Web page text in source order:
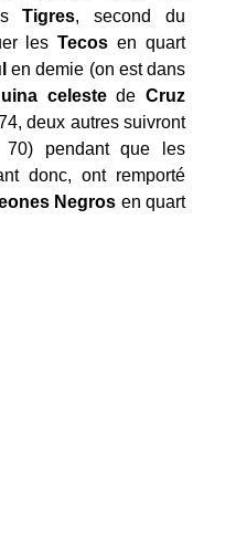
Tigres, second du
lesTecos en quart
en demie (on est dans
celestedeCruz
deux autres suivront
pendant que les
donc, ont remporté
Negros en quart